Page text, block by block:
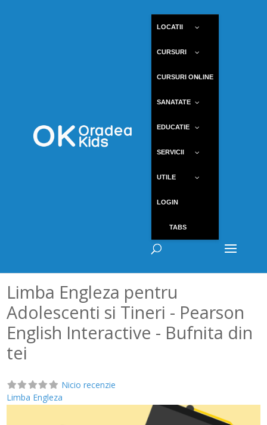
LOCATII
CURSURI
CURSURI ONLINE
SANATATE
EDUCATIE
SERVICII
UTILE
LOGIN
TABS
Limba Engleza pentru
Adolescenti si Tineri - Pearson
English Interactive - Bufnita din
tei
Nicio recenzie
Limba Engleza